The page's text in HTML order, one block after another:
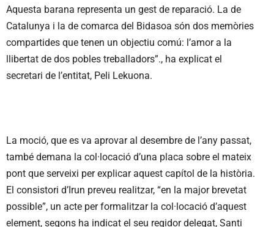
Aquesta barana representa un gest de reparació. La de
Catalunya i la de comarca del Bidasoa són dos memòries
compartides que tenen un objectiu comú: l’amor a la
llibertat de dos pobles treballadors”., ha explicat el
secretari de l’entitat, Peli Lekuona.
La moció, que es va aprovar al desembre de l’any passat,
també demana la col·locació d’una placa sobre el mateix
pont que serveixi per explicar aquest capítol de la història.
El consistori d’Irun preveu realitzar, “en la major brevetat
possible”, un acte per formalitzar la col·locació d’aquest
element, segons ha indicat el seu regidor delegat, Santi